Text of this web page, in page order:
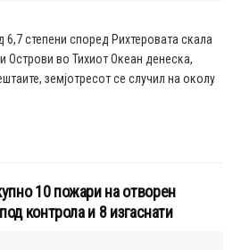
6,7 степени според Рихтеровата скала
Острови во Тихиот Океан денеска,
земјотресот се случил на околу
10 пожари на отворен
контрола и 8 изгаснати